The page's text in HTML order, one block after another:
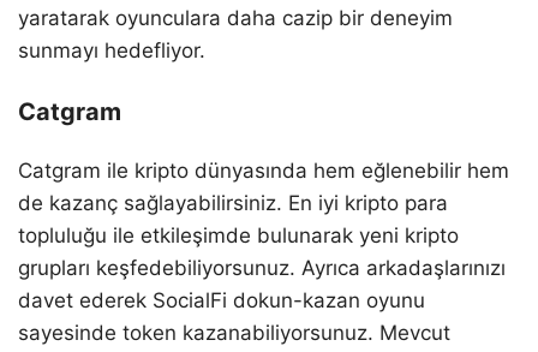
yaratarak oyunculara daha cazip bir deneyim
sunmayı hedefliyor.
Catgram
Catgram ile kripto dünyasında hem eğlenebilir hem
de kazanç sağlayabilirsiniz. En iyi kripto para
topluluğu ile etkileşimde bulunarak yeni kripto
grupları keşfedebiliyorsunuz. Ayrıca arkadaşlarınızı
davet ederek SocialFi dokun-kazan oyunu
sayesinde token kazanabiliyorsunuz. Mevcut